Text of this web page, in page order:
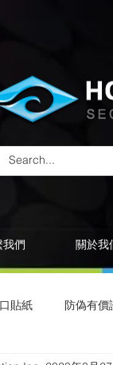
我們 關於我
貼紙 防偽有價